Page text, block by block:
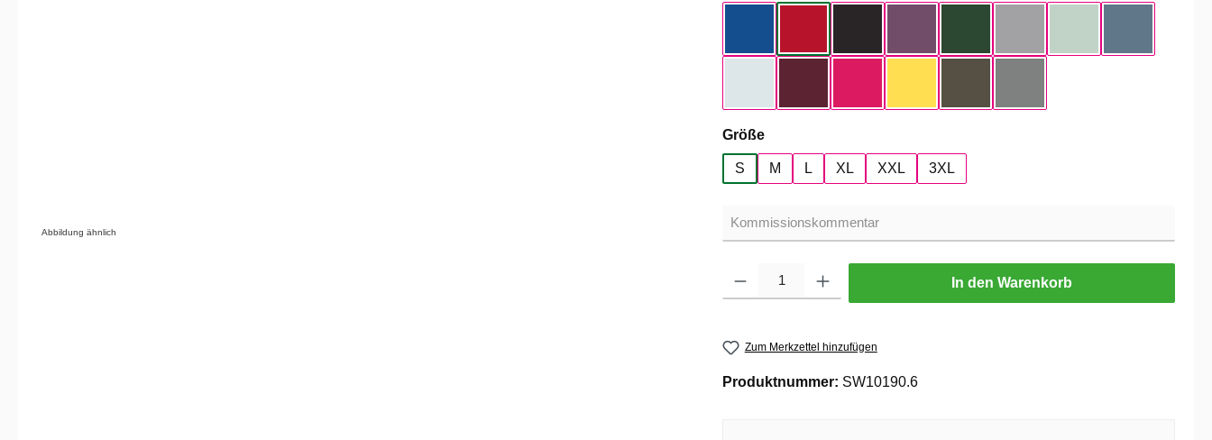
Abbildung ähnlich
Größeauswählen
S M L XL XXL 3XL
In den Warenkorb
Zum Merkzettel hinzufügen
Produktnummer: SW10190.6